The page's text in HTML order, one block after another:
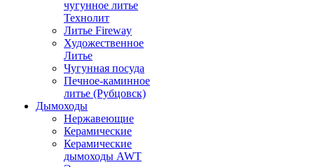
чугунное литье
Технолит
Литье Fireway
Художественное
Литье
Чугунная посуда
Печное-каминное
литье (Рубцовск)
Дымоходы
Нержавеющие
Керамические
Керамические
дымоходы AWT